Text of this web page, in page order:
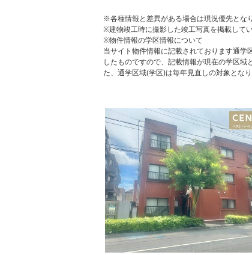
※各種情報と差異がある場合は現況優先とな
※建物竣工時に撮影した竣工写真を掲載して
※物件情報の学区情報について
当サイト物件情報に記載されております通
したものですので、記載情報が現在の学区
た、通学区域(学区)は毎年見直しの対象とな